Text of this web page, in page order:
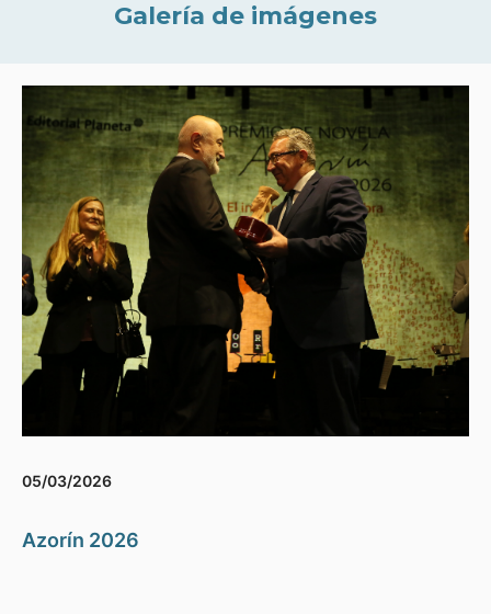
Galería de imágenes
05/03/2026
Azorín 2026